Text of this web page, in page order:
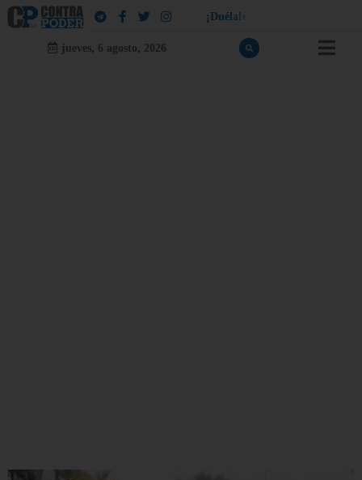
¡ Dué a e
jueves, 6 agosto, 2026